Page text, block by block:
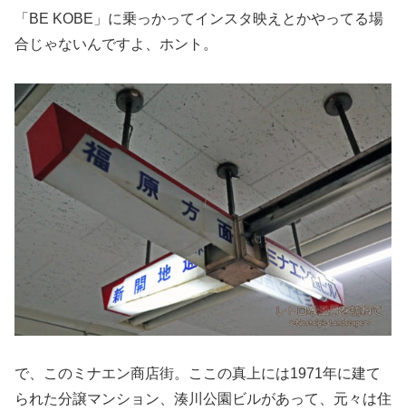
「BE KOBE」に乗っかってインスタ映えとかやってる場
合じゃないんですよ、ホント。
で、このミナエン商店街。ここの真上には1971年に建て
られた分譲マンション、湊川公園ビルがあって、元々は住